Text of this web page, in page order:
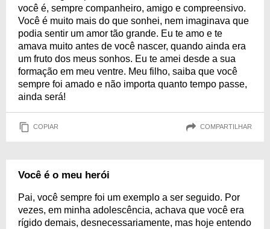
você é, sempre companheiro, amigo e compreensivo.
Você é muito mais do que sonhei, nem imaginava que
podia sentir um amor tão grande. Eu te amo e te
amava muito antes de você nascer, quando ainda era
um fruto dos meus sonhos. Eu te amei desde a sua
formação em meu ventre. Meu filho, saiba que você
sempre foi amado e não importa quanto tempo passe,
ainda será!
COPIAR COMPARTILHAR
Você é o meu herói
Pai, você sempre foi um exemplo a ser seguido. Por
vezes, em minha adolescência, achava que você era
rígido demais, desnecessariamente, mas hoje entendo